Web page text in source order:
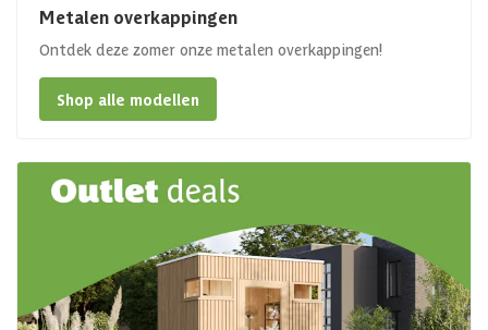
Metalen overkappingen
Ontdek deze zomer onze metalen overkappingen!
Shop alle modellen